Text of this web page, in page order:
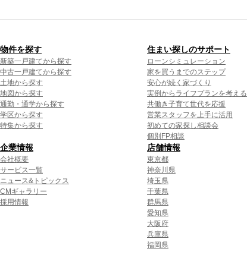
物件を探す
新築一戸建てから探す
中古一戸建てから探す
土地から探す
地図から探す
通勤・通学から探す
学区から探す
特集から探す
住まい探しのサポート
ローンシミュレーション
家を買うまでのステップ
安心が続く家づくり
実例からライフプランを考える
共働き子育て世代を応援
営業スタッフを上手に活用
初めての家探し相談会
個別FP相談
企業情報
会社概要
サービス一覧
ニュース&トピックス
CMギャラリー
採用情報
店舗情報
東京都
神奈川県
埼玉県
千葉県
群馬県
愛知県
大阪府
兵庫県
福岡県